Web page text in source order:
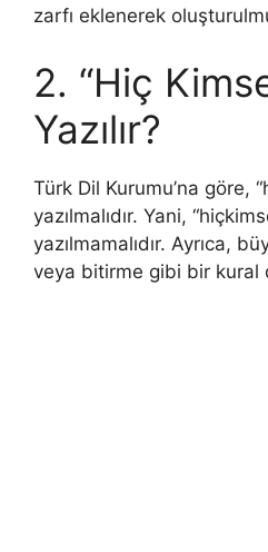
zarfı eklenerek
2. “Hiç
Yazılır?
Türk Dil Kurumu’na göre,
yazılmalıdır. Yani,
yazılmamalıdır. Ayrıca,
veya bitirme gibi bir kural